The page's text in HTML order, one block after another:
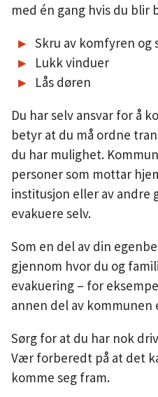
med én gang hvis du blir
Skru av komfyren og
Lukk vinduer
Lås døren
Du har selv ansvar for å
betyr at du må ordne
du har mulighet.
personer som mottar
institusjon eller av andre
evakuere selv.
Som en del av din
gjennom hvor du og
evakuering – for
annen del av
Sørg for at du har nok
Vær forberedt på at det
komme seg fram.